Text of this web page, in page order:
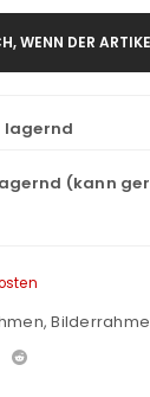
WENN DER
lagernd
(kann
,